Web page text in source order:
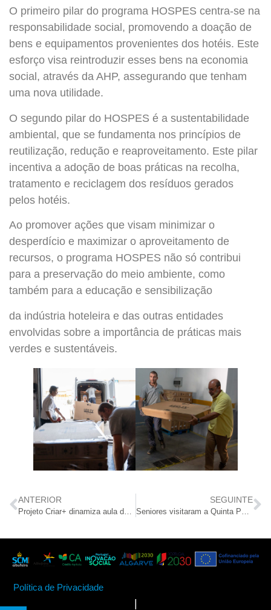
O primeiro pilar do programa HOSPES centra-se na
responsabilidade social, promovendo a doação de
bens e equipamentos provenientes dos hotéis. Este
esforço visa reintroduzir esses bens na economia
social, através da AHP, assegurando que tenham
uma nova utilidade.
O segundo pilar do HOSPES é a sustentabilidade
ambiental, que se fundamenta nos princípios de
reutilização, redução e reaproveitamento. Este pilar
incentiva a adoção de boas práticas na recolha,
tratamento e reciclagem dos resíduos gerados
pelos hotéis.
Ao promover ações que visam minimizar o
desperdício e maximizar o aproveitamento de
recursos, o programa HOSPES não só contribui
para a preservação do meio ambiente, como
também para a educação e sensibilização
da indústria hoteleira e das outras entidades
envolvidas sobre a importância de práticas mais
verdes e sustentáveis.
ANTERIOR SEGUINTE
Política de Privacidade
|